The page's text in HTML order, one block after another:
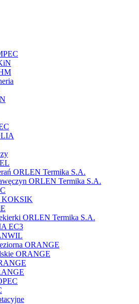
ORLEN Termika S.A.
ORLEN Termika S.A.
KOKSIK
ORLEN Termika S.A.
EC3
ORANGE
ORANGE